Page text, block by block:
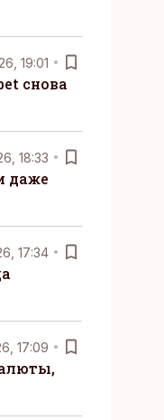
19:01
снова
18:33
даже
17:34
17:09